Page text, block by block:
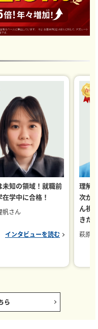
未知の領域！就職前
学中に合格！
帆さん
インタビューを読む
理解
次が
ん視
きた
萩原
ら